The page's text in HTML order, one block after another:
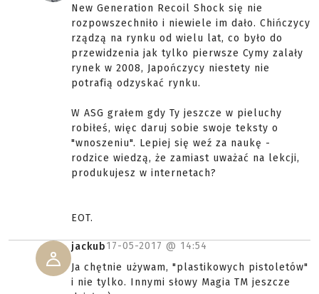
New Generation Recoil Shock się nie
rozpowszechniło i niewiele im dało. Chińczycy
rządzą na rynku od wielu lat, co było do
przewidzenia jak tylko pierwsze Cymy zalały
rynek w 2008, Japończycy niestety nie
potrafią odzyskać rynku.
W ASG grałem gdy Ty jeszcze w pieluchy
robiłeś, więc daruj sobie swoje teksty o
"wnoszeniu". Lepiej się weź za naukę -
rodzice wiedzą, że zamiast uważać na lekcji,
produkujesz w internetach?
EOT.
jackub17-05-2017 @ 14:54
Ja chętnie używam, "plastikowych pistoletów"
i nie tylko. Innymi słowy Magia TM jeszcze